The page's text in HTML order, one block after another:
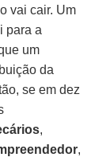
vai cair. Um
para a
um
da
se em dez
,
,